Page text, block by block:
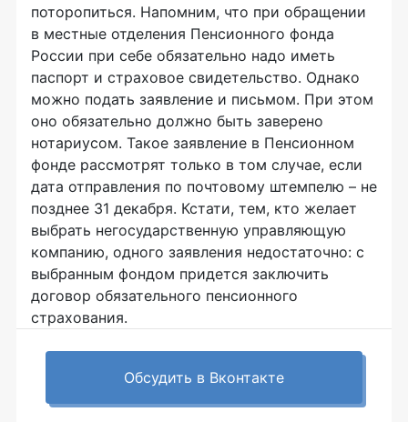
поторопиться. Напомним, что при обращении
в местные отделения Пенсионного фонда
России при себе обязательно надо иметь
паспорт и страховое свидетельство. Однако
можно подать заявление и письмом. При этом
оно обязательно должно быть заверено
нотариусом. Такое заявление в Пенсионном
фонде рассмотрят только в том случае, если
дата отправления по почтовому штемпелю – не
позднее 31 декабря. Кстати, тем, кто желает
выбрать негосударственную управляющую
компанию, одного заявления недостаточно: с
выбранным фондом придется заключить
договор обязательного пенсионного
страхования.
Обсудить в Вконтакте